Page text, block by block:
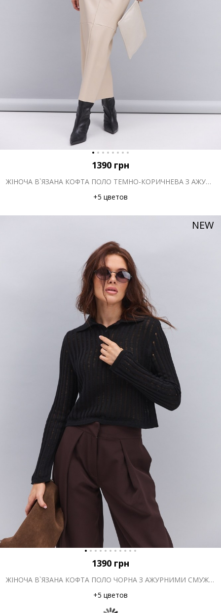
1390 грн
ЖІНОЧА В`ЯЗАНА КОФТА ПОЛО ТЕМНО-КОРИЧНЕВА З АЖУРНИМИ СМУЖКАМИ
+5 цветов
NEW
1390 грн
ЖІНОЧА В`ЯЗАНА КОФТА ПОЛО ЧОРНА З АЖУРНИМИ СМУЖКАМИ
+5 цветов